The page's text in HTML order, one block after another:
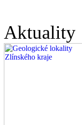
Aktuality